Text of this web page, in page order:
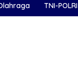
TNI-POLRI